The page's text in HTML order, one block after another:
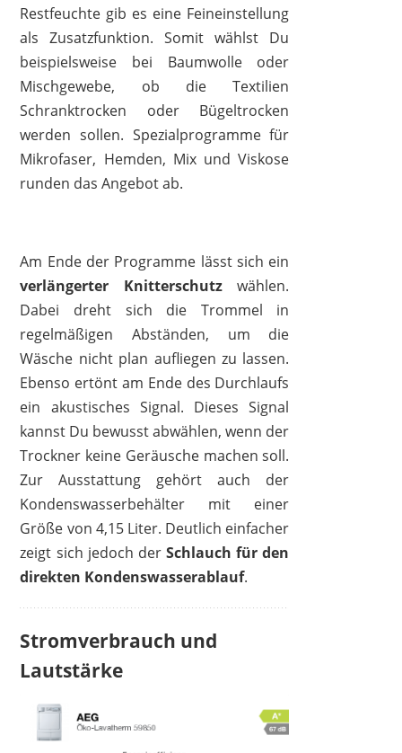
Restfeuchte gib es eine Feineinstellung
als Zusatzfunktion. Somit wählst Du
beispielsweise bei Baumwolle oder
Mischgewebe, ob die Textilien
Schranktrocken oder Bügeltrocken
werden sollen. Spezialprogramme für
Mikrofaser, Hemden, Mix und Viskose
runden das Angebot ab.
Am Ende der Programme lässt sich ein
verlängerter Knitterschutzwählen.
Dabei dreht sich die Trommel in
regelmäßigen Abständen, um die
Wäsche nicht plan aufliegen zu lassen.
Ebenso ertönt am Ende des Durchlaufs
ein akustisches Signal. Dieses Signal
kannst Du bewusst abwählen, wenn der
Trockner keine Geräusche machen soll.
Zur Ausstattung gehört auch der
Kondenswasserbehälter mit einer
Größe von 4,15 Liter. Deutlich einfacher
zeigt sich jedoch derSchlauch für den
direkten Kondenswasserablauf.
Stromverbrauch und
Lautstärke